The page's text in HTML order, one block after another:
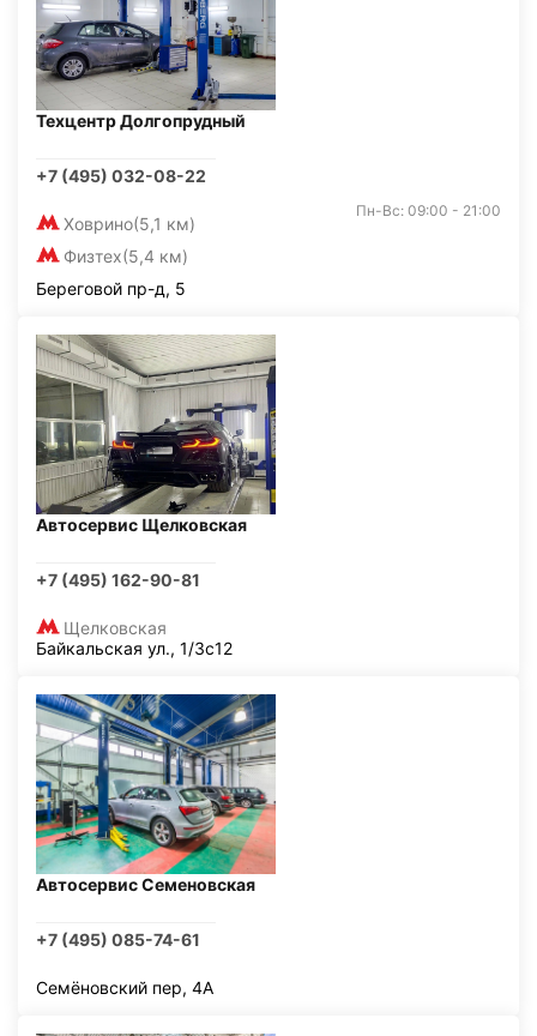
Техцентр Долгопрудный
+7 (495) 032-08-22
Ховрино(5,1 км)
Физтех(5,4 км)
Пн-Вс: 09:00 - 21:00
Береговой пр-д, 5
Автосервис Щелковская
+7 (495) 162-90-81
Щелковская
Байкальская ул., 1/3с12
Автосервис Семеновская
+7 (495) 085-74-61
Семёновский пер, 4А